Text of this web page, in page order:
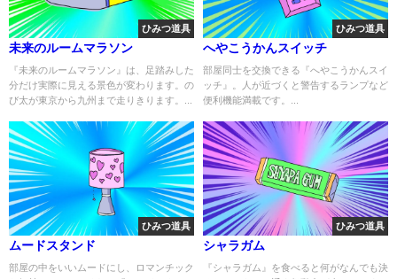
ひみつ道具
未来のルームマラソン
『未来のルームマラソン』は、足踏みした
分だけ実際に見える景色が変わります。の
び太が東京から九州まで走りきります。...
ひみつ道具
へやこうかんスイッチ
部屋同士を交換できる『へやこうかんスイ
ッチ』。人が近づくと警告するランプなど
便利機能満載です。...
ひみつ道具
ムードスタンド
部屋の中をいいムードにし、ロマンチック
ひみつ道具
シャラガム
『シャラガム』を食べると何がなんでも決